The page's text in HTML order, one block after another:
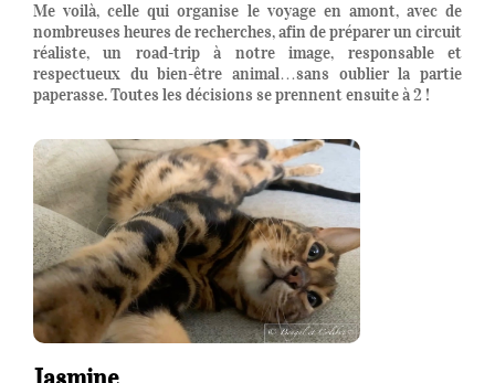
Me voilà, celle qui organise le voyage en amont, avec de
nombreuses heures de recherches, afin de préparer un circuit
réaliste, un road-trip à notre image, responsable et
respectueux du bien-être animal…sans oublier la partie
paperasse. Toutes les décisions se prennent ensuite à 2 !